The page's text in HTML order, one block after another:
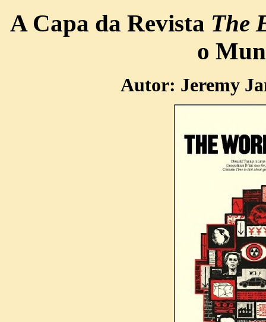
A Capa da Revista The
o
Autor: Jeremy